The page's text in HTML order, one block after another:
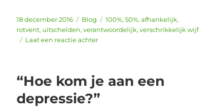
Geplaatst
op
18 december 2016 Categorieën
Blog Tags
100%,50%,afhankelijk,
rotvent, uitschelden,verantwoordelijk,verschrikkelijk wijf
Laat een reactie achterop
hoezo?
“Hoe kom je aan een
depressie?”